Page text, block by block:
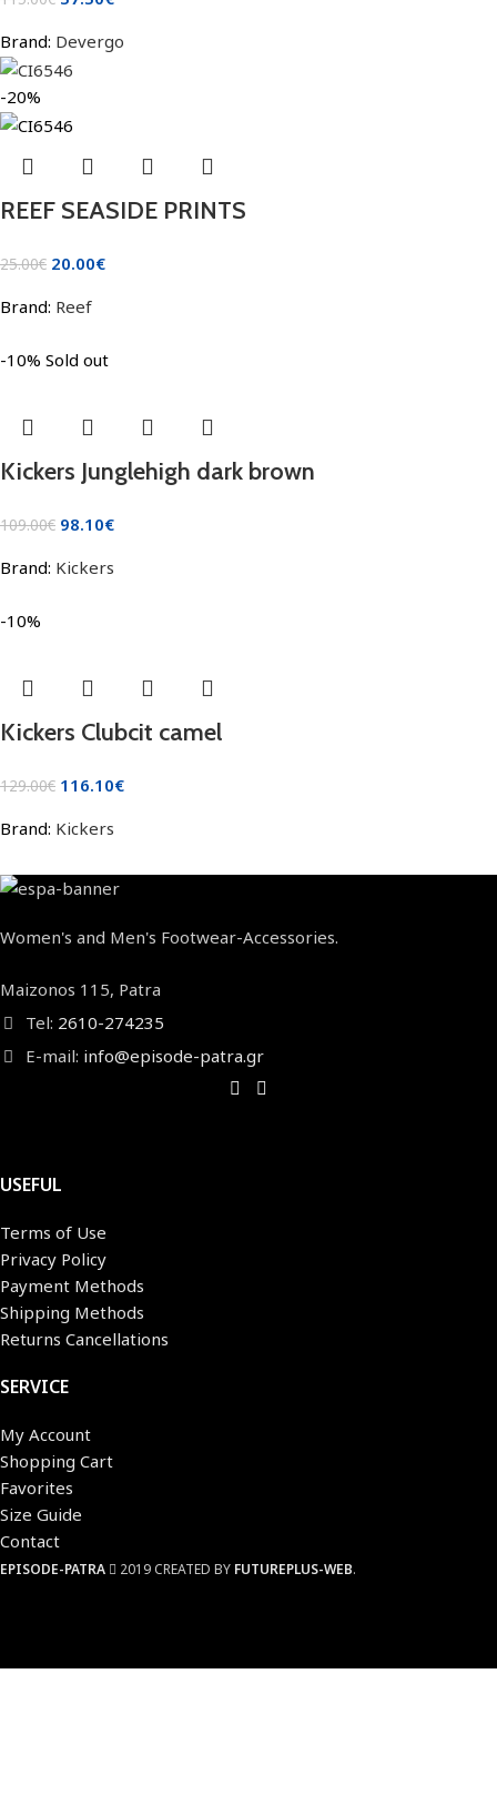
Brand: Devergo
-20%
REEF SEASIDE PRINTS
25.00€ 20.00€
Brand: Reef
-10% Sold out
Kickers Junglehigh dark brown
109.00€ 98.10€
Brand: Kickers
-10%
Kickers Clubcit camel
129.00€ 116.10€
Brand: Kickers
Women's and Men's Footwear-Accessories.
Maizonos 115, Patra
Tel: 2610-274235
E-mail: info@episode-patra.gr
USEFUL
Terms of Use
Privacy Policy
Payment Methods
Shipping Methods
Returns Cancellations
SERVICE
My Account
Shopping Cart
Favorites
Size Guide
Contact
EPISODE-PATRA 2019 CREATED BY FUTUREPLUS-WEB.